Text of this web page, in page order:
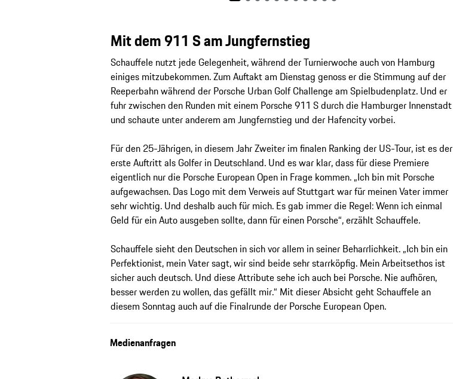
Mit dem 911 S am Jungfernstieg
Schauffele nutzt jede Gelegenheit, während der Turnierwoche auch von Hamburg
einiges mitzubekommen. Zum Auftakt am Dienstag genoss er die Stimmung auf der
Reeperbahn während der Porsche Urban Golf Challenge am Spielbudenplatz. Und er
fuhr zwischen den Runden mit einem Porsche 911 S durch die Hamburger Innenstadt
und schaute unter anderem am Jungfernstieg und der Hafencity vorbei.
Für den 25-Jährigen, in diesem Jahr Zweiter im finalen Ranking der US-Tour, ist es der
erste Auftritt als Golfer in Deutschland. Und es war klar, dass für diese Premiere
eigentlich nur die Porsche European Open in Frage kommen. „Ich bin mit Porsche
aufgewachsen. Das Logo mit dem Verweis auf Stuttgart war für meinen Vater immer
sehr wichtig. Und deshalb auch für mich. Es gab immer die Regel: Wenn ich einmal
Geld für ein Auto ausgeben sollte, dann für einen Porsche“, erzählt Schauffele.
Schauffele sieht den Deutschen in sich vor allem in seiner Beharrlichkeit. „Ich bin ein
Perfektionist, mein Vater sagt, wir sind beide sehr starrköpfig. Mein Arbeitsethos ist
sicher auch deutsch. Und diese Attribute sehe ich auch bei Porsche. Nie aufhören,
besser werden zu wollen, das gefällt mir.“ Mit dieser Absicht geht Schauffele an
diesem Sonntag auch auf die Finalrunde der Porsche European Open.
Medienanfragen